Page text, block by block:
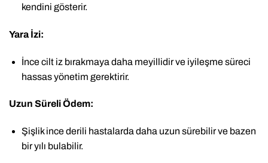
kendini gösterir.
Yara İzi:
İnce cilt iz bırakmaya daha meyillidir ve iyileşme süreci
hassas yönetim gerektirir.
Uzun Süreli Ödem:
Şişlik ince derili hastalarda daha uzun sürebilir ve bazen
bir yılı bulabilir.